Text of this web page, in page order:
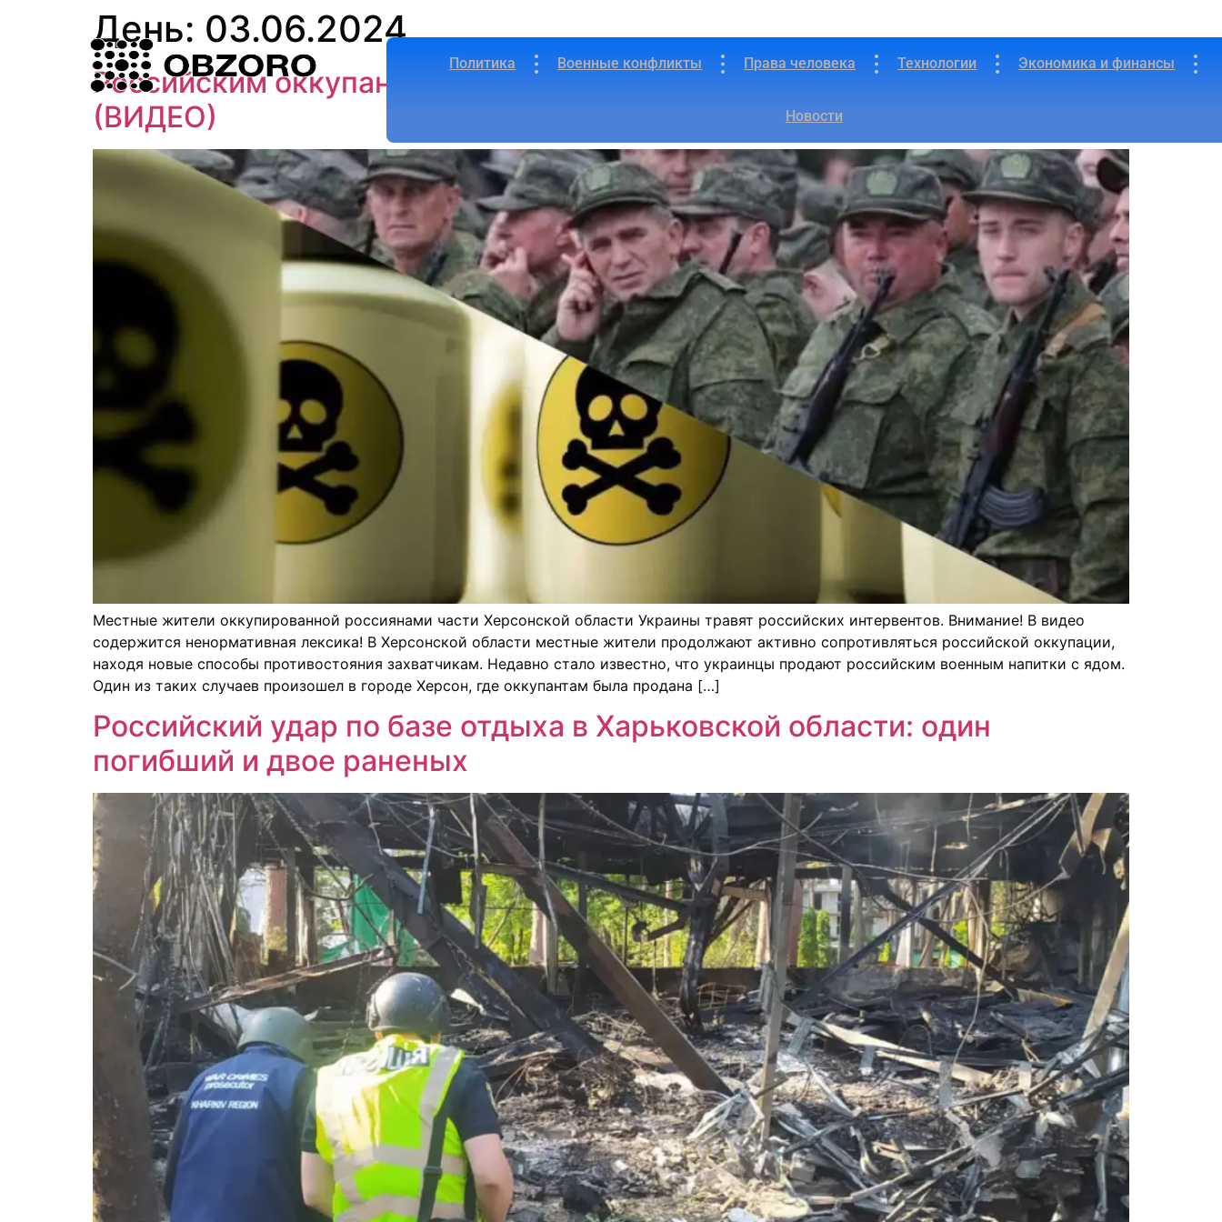
Политика Военные конфликты Права человека Технологии Экономика и финансы
Новости
День: 03.06.2024
Российским оккупантам в Украине продают продукты с отравой
(ВИДЕО)
Местные жители оккупированной россиянами части Херсонской области Украины травят российских интервентов. Внимание! В видео
содержится ненормативная лексика! В Херсонской области местные жители продолжают активно сопротивляться российской оккупации,
находя новые способы противостояния захватчикам. Недавно стало известно, что украинцы продают российским военным напитки с ядом.
Один из таких случаев произошел в городе Херсон, где оккупантам была продана […]
Российский удар по базе отдыха в Харьковской области: один
погибший и двое раненых